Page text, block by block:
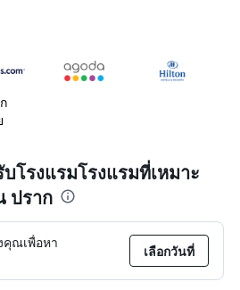
โรงแรมโรงแรมที่เหมาะ
ปราก
คุณเพื่อหา
เลือกวันที่